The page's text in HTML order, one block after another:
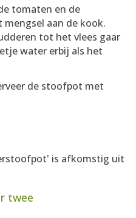
tomaten en de
aan de kook.
tot het vlees gaar
water erbij als het
de stoofpot met
is afkomstig uit
twee